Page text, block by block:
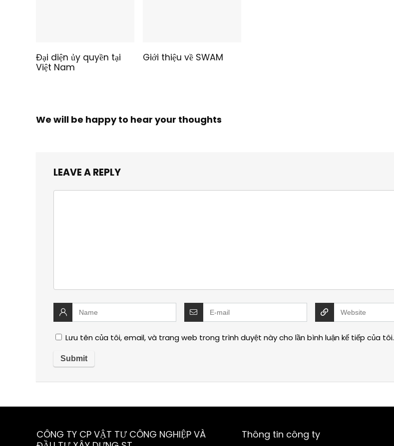
Đại diện ủy quyền tại
Việt Nam
Giới thiệu về SWAM
We will be happy to hear your thoughts
LEAVE A REPLY
Lưu tên của tôi, email, và trang web trong trình duyệt này cho lần bình luận kế tiếp của tôi.
CÔNG TY CP VẬT TƯ CÔNG NGHIỆP VÀ
Thông tin công ty